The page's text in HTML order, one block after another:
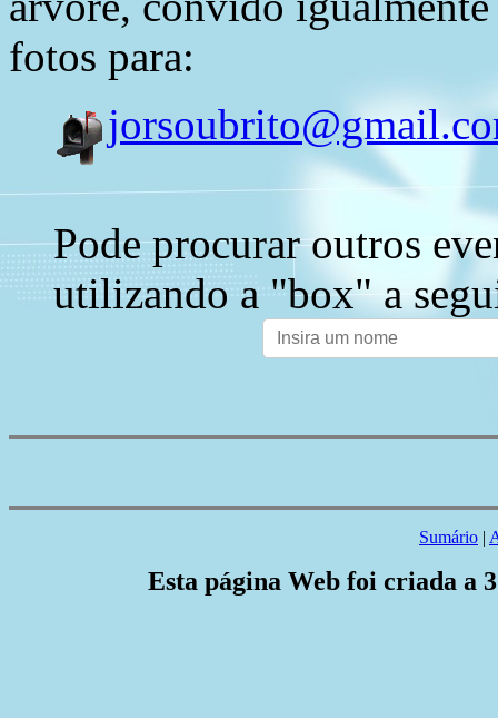
fotos para:
Pode procurar outros
utilizando a "box" a
Sumário |
Esta página Web foi criada a